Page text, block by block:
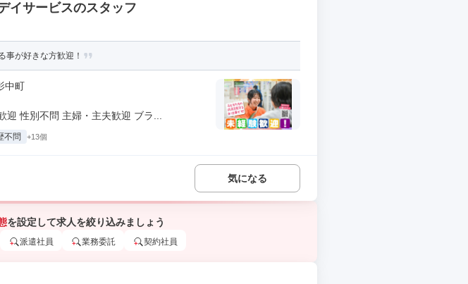
イサービスのスタッフ
事が好きな方歓迎！
中町
性別不問 主婦・主夫歓迎 ブラ...
不問 +13個
気になる
を設定して求人を絞り込みましょう
派遣社員 業務委託 契約社員